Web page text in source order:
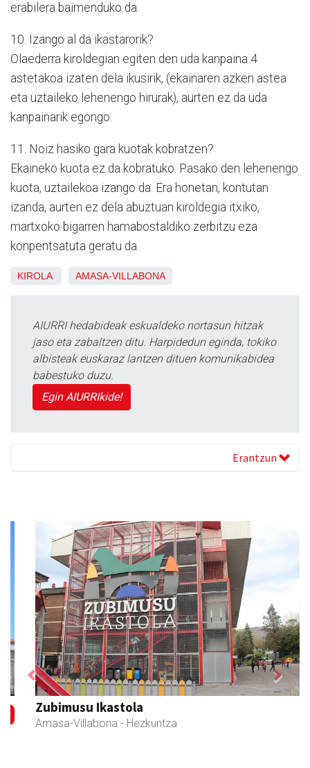
erabilera baimenduko da.
10. Izango al da ikastarorik?
Olaederra kiroldegian egiten den uda kanpaina 4
astetakoa izaten dela ikusirik, (ekainaren azken astea
eta uztaileko lehenengo hirurak), aurten ez da uda
kanpainarik egongo.
11. Noiz hasiko gara kuotak kobratzen?
Ekaineko kuota ez da kobratuko. Pasako den lehenengo
kuota, uztailekoa izango da. Era honetan, kontutan
izanda, aurten ez dela abuztuan kiroldegia itxiko,
martxoko bigarren hamabostaldiko zerbitzu eza
konpentsatuta geratu da.
KIROLA AMASA-VILLABONA
AIURRI hedabideak eskualdeko nortasun hitzak
jaso eta zabaltzen ditu. Harpidedun eginda, tokiko
albisteak euskaraz lantzen dituen komunikabidea
babestuko duzu.
Egin AIURRIkide!
Erantzun
Zubimusu Ikastola
Amasa-Villabona - Hezkuntza
Previous Next